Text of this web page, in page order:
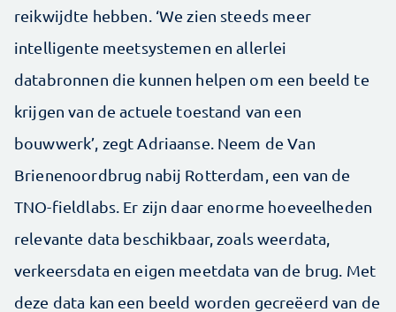
reikwijdte hebben. ‘We zien steeds meer
intelligente meetsystemen en allerlei
databronnen die kunnen helpen om een beeld te
krijgen van de actuele toestand van een
bouwwerk’, zegt Adriaanse. Neem de Van
Brienenoordbrug nabij Rotterdam, een van de
TNO-fieldlabs. Er zijn daar enorme hoeveelheden
relevante data beschikbaar, zoals weerdata,
verkeersdata en eigen meetdata van de brug. Met
deze data kan een beeld worden gecreëerd van de